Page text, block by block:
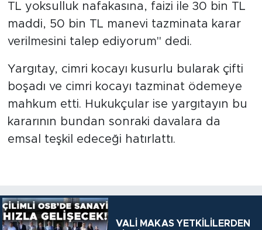
TL yoksulluk nafakasına, faizi ile 30 bin TL
maddi, 50 bin TL manevi tazminata karar
verilmesini talep ediyorum" dedi.
Yargıtay, cimri kocayı kusurlu bularak çifti
boşadı ve cimri kocayı tazminat ödemeye
mahkum etti. Hukukçular ise yargıtayın bu
kararının bundan sonraki davalara da
emsal teşkil edeceği hatırlattı.
VALİ MAKAS YETKİLİLERDEN